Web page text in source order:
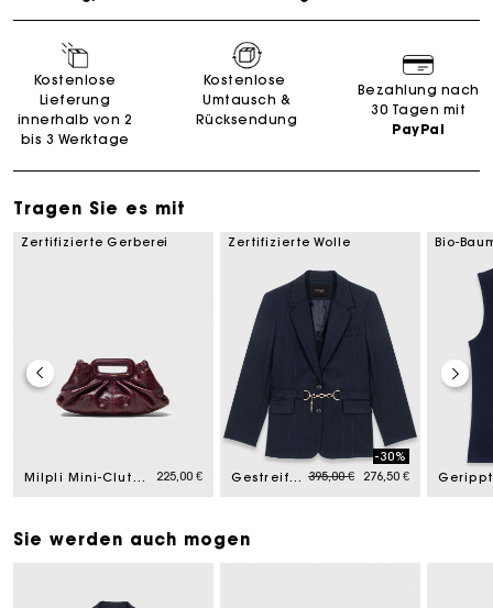
Kostenlose
Lieferung
innerhalb von 2
bis 3 Werktage
Kostenlose
Umtausch &
Rücksendung
Bezahlung nach
30 Tagen mit
PayPal
Tragen Sie es mit
Zertifizierte Gerberei
Milpli Mini-Clutch Craquelé-Leder 225,00 €
Zertifizierte Wolle
Gestreifte Kostümjacke Price reduced from
395,00 €to
-30%
276,50 €
Bio-
Sie werden auch mogen